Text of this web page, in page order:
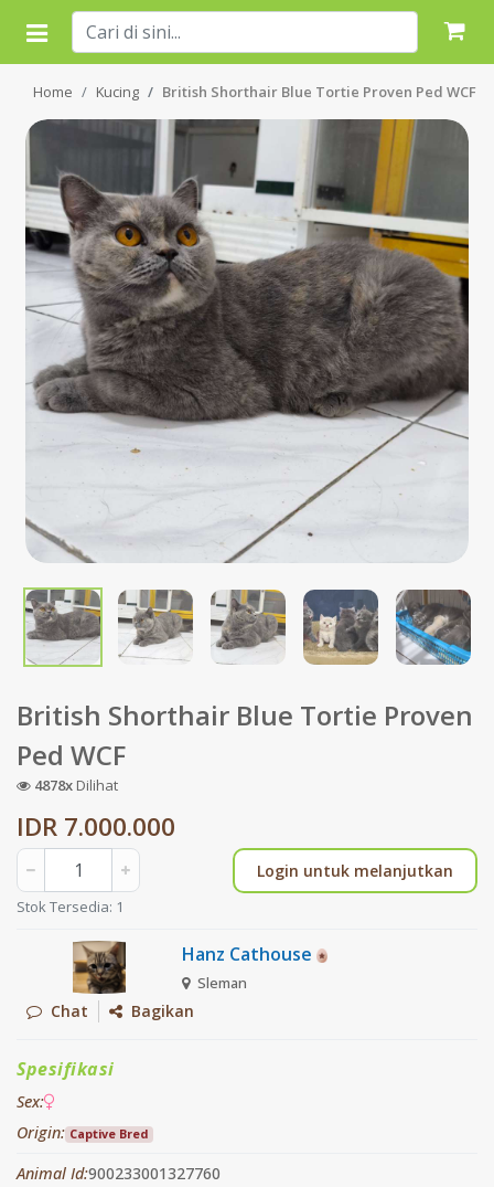
Home Kucing British Shorthair Blue Tortie Proven Ped WCF
British Shorthair Blue Tortie Proven
Ped WCF
4878x Dilihat
IDR 7.000.000
Stok Tersedia: 1
Login untuk melanjutkan
Hanz Cathouse
Sleman
Chat Bagikan
Spesifikasi
Sex:
Origin: Captive Bred
Animal Id:900233001327760